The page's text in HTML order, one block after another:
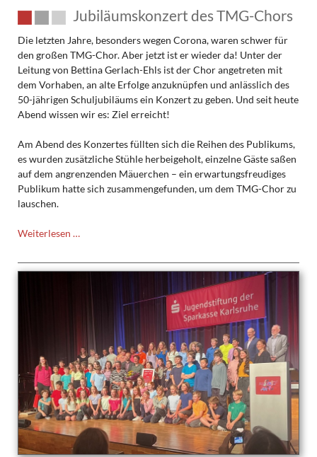
Jubiläumskonzert des TMG-Chors
Die letzten Jahre, besonders wegen Corona, waren schwer für
den großen TMG-Chor. Aber jetzt ist er wieder da! Unter der
Leitung von Bettina Gerlach-Ehls ist der Chor angetreten mit
dem Vorhaben, an alte Erfolge anzuknüpfen und anlässlich des
50-jährigen Schuljubiläums ein Konzert zu geben. Und seit heute
Abend wissen wir es: Ziel erreicht!
Am Abend des Konzertes füllten sich die Reihen des Publikums,
es wurden zusätzliche Stühle herbeigeholt, einzelne Gäste saßen
auf dem angrenzenden Mäuerchen – ein erwartungsfreudiges
Publikum hatte sich zusammengefunden, um dem TMG-Chor zu
lauschen.
Weiterlesen …
TMG-